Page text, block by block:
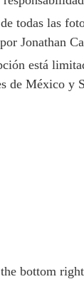
todas las
Jonathan
está
de México y
bottom